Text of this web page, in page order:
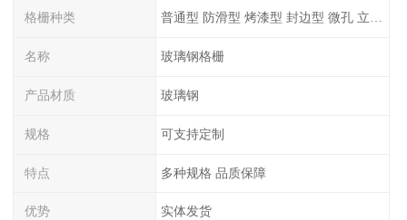
格栅种类 普通型 防滑型 ‌烤漆型 封边型 ‌微孔 立体 加砂覆面型 平面型
名称 玻璃钢格栅
产品材质 玻璃钢
规格 可支持定制
特点 多种规格 品质保障
优势 实体发货